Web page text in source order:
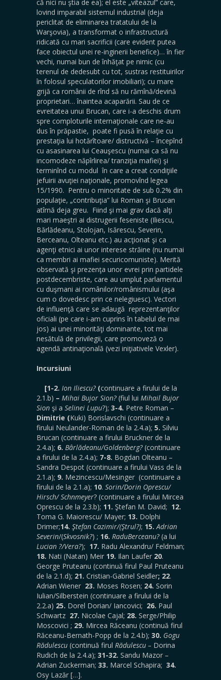
că nici nu ştia de ea); el este „viteazul” care,
lovind imparabil sistemul industrial (deja
periclitat de eliminarea tratatului de la
Warşovia), a transformat o infrastructură
ridicată cu mari sacrificii (care evident putea
face obiectul unei re-inginerii benefice)… în fier
vechi, numai bun de înhăţat pe nimic (cu
terenul de dedesubt cu tot, sustras restituirilor
în folosul speculatorilor imobiliari); cu mare
grijă ca românii de rînd să nu rămînă/devină
proprietari… înaintea acaparării. Sau de ce
evreitatea unui Brucan, care i-a deschis drum
spre comploturile internaţionale care ne-au
dus în prăpastie, poate fi pusă în relaţie cu
prestaţia lui hotărîtoare/ distructivă – începînd
cu asasinarea lui Ceauşescu (numai ca să nu
incomodeze năpîrlirea/ tranziţia mafiei) şi
terminînd cu modul în care a creat condiţiile
jefuirii avuţiei naţionale, promovînd legea
15/1990. Pentru o minoritate de sub 0.2% din
populaţie, „contribuţia” lui Roman şi Brucan
atîrnă deja greu. Fiind şi mai grav dacă alţi
mari maeştri ai distrugerii feseniste (Iliescu,
Bărlădeanu, Stolojan, Isărescu, Severin,
Berceanu, Olteanu etc.) au acţionat şi ca
agenţi etnici ai unor interese străine (nu numai
ca membri ai mafiei securicomuniste). Merită
observată şi prezenţa unor evrei prin partidele
postdecembriste, care au umplut parlamentul
cu duşmani ai românilor/românismului (aşa
cum o dovedesc prin ce nelegiuesc). Vectori
de influenţă care se adaugă reprezentanţilor
oficiali (pe care i-am cuprins în tabelul de mai
jos) ai unei minorităţi dominante, tot mai
nesătulă de privilegii, care promoveză o
agendă antinaţională (vezi iniţiativele Vexler).
Incursiuni
[1-2. Ion Iliescu? (continuare a firului de la
2.1.b) – Mihai Bujor Sion?(fiul lui Mihail Bujor
Sion şi a Selinei Lupu?); 3-4. Petre Roman –
Dimitrie (Kuki) Borislavschi (continuare a
firului Neulander-Roman de la 2.4.a); 5. Silviu
Brucan (continuare a firului Bruckner de la
2.4.a); 6. Bârlădeanu/Goldenberg?(continuare
a firului de la 2.4.a); 7-8. Bogdan Olteanu –
Sandra Despot (continuare a firului Vass de la
2.1.a); 9. Mezincescu/Mesinger (continuare a
firului de la 2.1.a); 10. Sorin/Dorin Oprescu/
Hirsch/ Schnmeyer? (continuare a firului Mircea
Oprescu de la 2.3.b); 11. Ştefan M. David; 12.
Toma G. Maiorescu/ Mayer; 13. Dolphi
Drimer;14. Ştefan Cazimir/(Ştrul?); 15. Adrian
Severin/(Skvosnik?) ; 16. RaduBerceanu?(a lui
Lucian ?/Vera?); 17. Radu Alexandru/ Feldman;
18. Nati (Natan) Meir 19. Ilan Laufer 20.
George Pruteanu (continuă firul Paul Pruteanu
de la 2.1.d); 21. Cristian-Gabriel Seidler; 22.
Adrian Wiener 23. Moses Rosen; 24. Sorin
Iulian/Silberstein (continuare a firului de la
2.2.a) 25. Dorel Dorian/ Iancovici; 26. Paul
Schwartz 27. Nicolae Cajal; 28. Serge/Philip
Moscovici ; 29. Mircea Răceanu (continuă firul
Răceanu-Bernath-Popp de la 2.4.b); 30. Gogu
Rădulescu (continuă firul Rădulescu – Dorina
Rudich de la 2.4.a); 31-32. Sandu Mazor –
Adrian Zuckerman; 33. Marcel Schapira; 34.
Osy Lazăr […].